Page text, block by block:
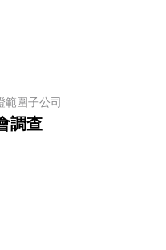
範圍子公司
調查